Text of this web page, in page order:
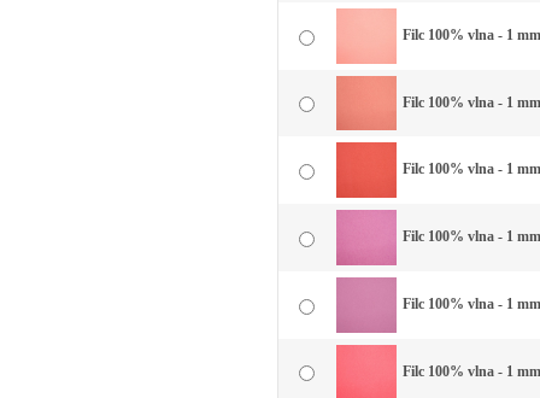
Filc 100% vlna - 1
Filc 100% vlna - 1
Filc 100% vlna - 1
Filc 100% vlna - 1
Filc 100% vlna - 1
Filc 100% vlna - 1